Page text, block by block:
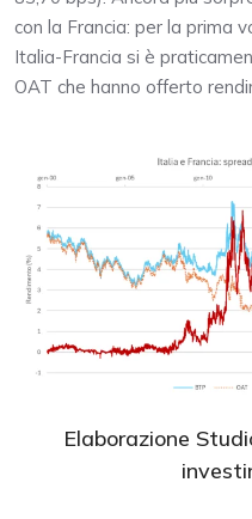
con la Francia: per la prima
Italia-Francia si è
OAT che hanno offerto
Elaborazione